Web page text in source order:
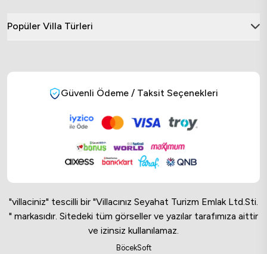
Popüler Villa Türleri
Güvenli Ödeme / Taksit Seçenekleri
"villaciniz" tescilli bir "Villacınız Seyahat Turizm Emlak Ltd.Sti.
" markasıdır. Sitedeki tüm görseller ve yazılar tarafımıza aittir
ve izinsiz kullanılamaz.
BöcekSoft